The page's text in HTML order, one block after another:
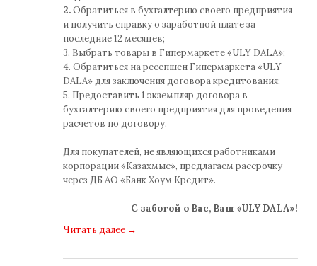
2.Обратиться в бухгалтерию своего предприятия
и получить справку о заработной плате за
последние 12 месяцев;
3. Выбрать товары в Гипермаркете «ULY DALA»;
4. Обратиться на ресепшен Гипермаркета «ULY
DALA» для заключения договора кредитования;
5. Предоставить 1 экземпляр договора в
бухгалтерию своего предприятия для проведения
расчетов по договору.
Для покупателей, не являющихся работниками
корпорации «Казахмыс», предлагаем рассрочку
через ДБ АО «Банк Хоум Кредит».
С заботой о Вас, Ваш «ULY DALA»!
Читать далее →